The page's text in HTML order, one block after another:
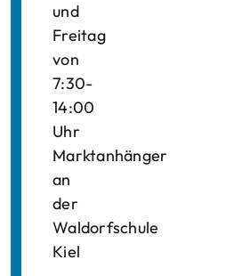
und
Freitag
von
7:30-
14:00
Uhr
Marktanhänger
an
der
Waldorfschule
Kiel